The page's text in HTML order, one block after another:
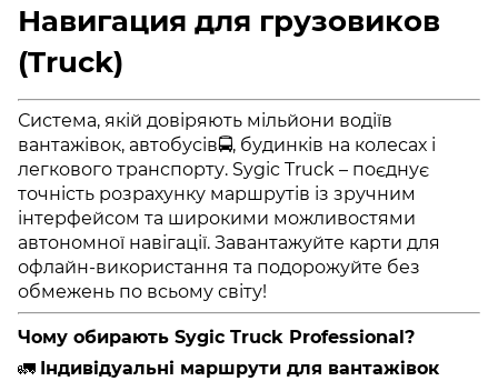
Навигация для грузовиков
(Truck)
Система, якій довіряють мільйони водіїв
вантажівок, автобусів🚍, будинків на колесах і
легкового транспорту. Sygic Truck – поєднує
точність розрахунку маршрутів із зручним
інтерфейсом та широкими можливостями
автономної навігації. Завантажуйте карти для
офлайн-використання та подорожуйте без
обмежень по всьому світу!
Чому обирають Sygic Truck Professional ?
🚛 Індивідуальні маршрути для вантажівок